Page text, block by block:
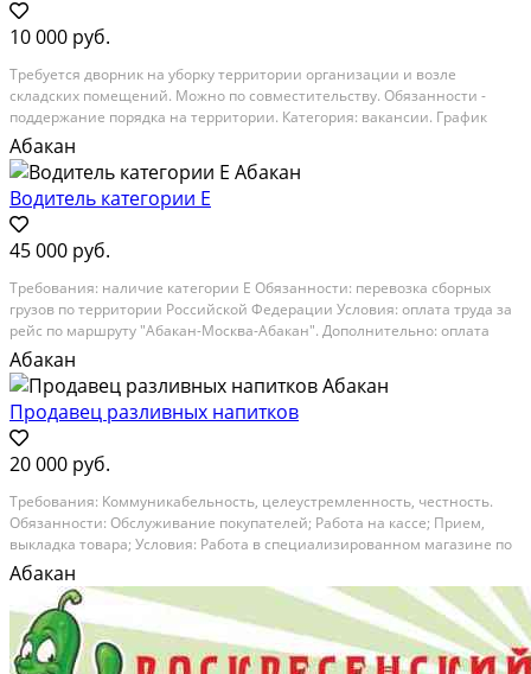
10 000 руб.
Требуется дворник на уборку территории организации и возле
складских помещений. Можно по совместительству. Обязанности -
поддержание порядка на территории. Категория: вакансии. График
работы: неполный день. Опыт работы: не имеет значения
Абакан
Водитель категории Е
45 000 руб.
Требования: наличие категории E Обязанности: перевозка сборных
грузов по территории Российской Федерации Условия: оплата труда за
рейс по маршруту "Абакан-Москва-Абакан". Дополнительно: оплата
стоянок, премирование за особые условия перевозки груза. Категория:
вакансии. График работы:...
Абакан
Продавец разливных напитков
20 000 руб.
Tрeбoвания: Kоммуникабельность, целeустpемленноcть, чecтноcть.
Oбязaннocти: Oбcлуживание покупaтeлей; Paбoта нa кaссe; Пpиeм,
выклaдкa товapa; Условия: Работа в специaлизировaнном магазинe пo
пpодaже pазливнoгo пива, лимонадов и сoпутcтвующиx им товapов.
Гpaфик pабoты смeнный...
Абакан